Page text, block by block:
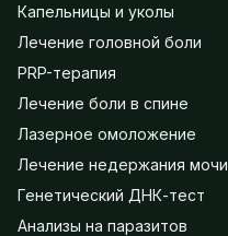
Капельницы и уколы
Лечение головной боли
PRP-терапия
Лечение боли в спине
Лазерное омоложение
Лечение недержания мочи
Генетический ДНК-тест
Анализы на паразитов